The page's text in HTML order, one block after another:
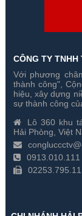
Đầu Ghi Hình
SRN-1673S/
Gía hãng :
CÔNG TY TNHH
Với phương
thành công",
hiệu, xây dựng
sự thành công
Lô 360 khu
Hải Phòng, Việt
0913.010.111